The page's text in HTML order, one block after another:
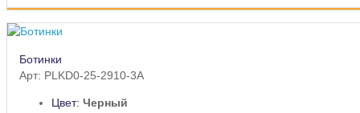
Ботинки
Арт: PLKD0-25-2910-3A
Цвет: Черный